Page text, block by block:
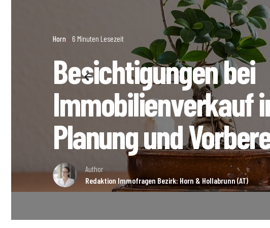
Horn 6 Minuten Lesezeit
Besichtigungen bei
Immobilienverkauf
Planung und
Author
Redaktion Immofragen Bezirk: Horn & Hollabrunn (AT)